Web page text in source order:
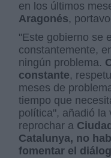
en los últimos
Aragonés,
"Este gobierno se
constantemente,
ningún problema.
constante,
meses de
tiempo que
política", añadió la
reprochar a
Catalunya, no
fomentar el